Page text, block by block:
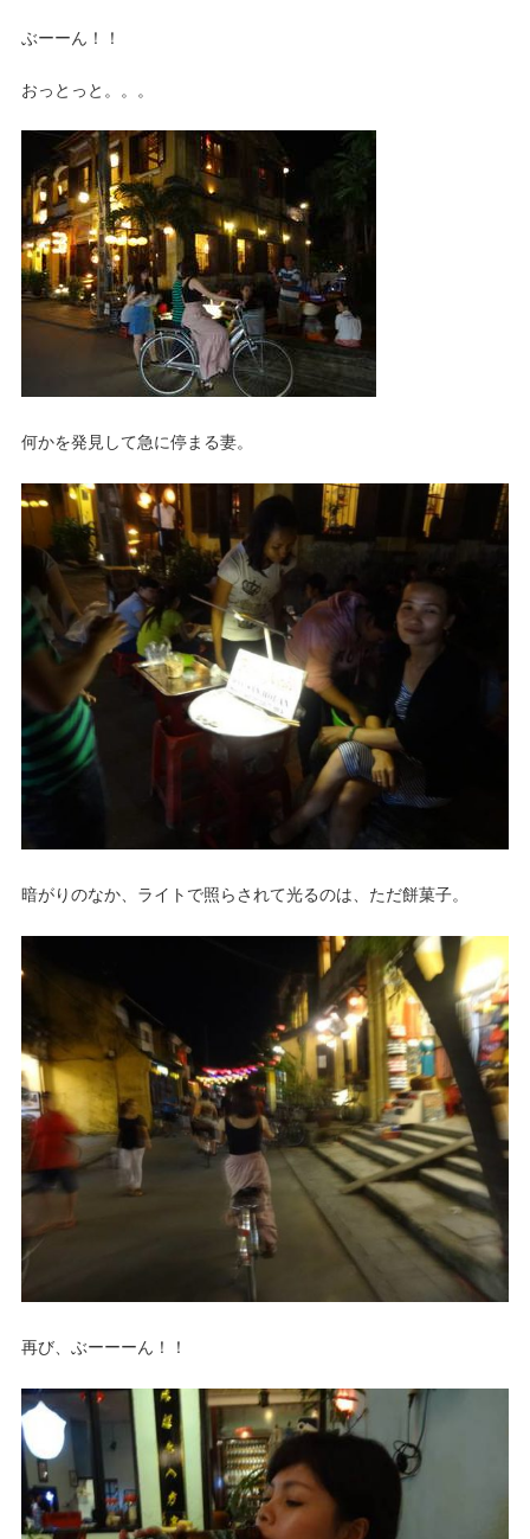
ぶーーん！！
おっとっと。。。
何かを発見して急に停まる妻。
暗がりのなか、ライトで照らされて光るのは、ただ餅菓子。
再び、ぶーーーん！！